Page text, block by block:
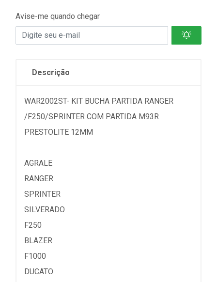
Avise-me quando chegar
Descrição
WAR2002ST- KIT BUCHA PARTIDA RANGER
/F250/SPRINTER COM PARTIDA M93R
PRESTOLITE 12MM
AGRALE
RANGER
SPRINTER
SILVERADO
F250
BLAZER
F1000
DUCATO